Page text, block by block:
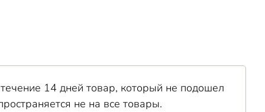
14 дней товар, который не подошел
не на все товары.